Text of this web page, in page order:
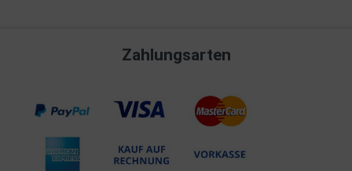
Zahlungsarten